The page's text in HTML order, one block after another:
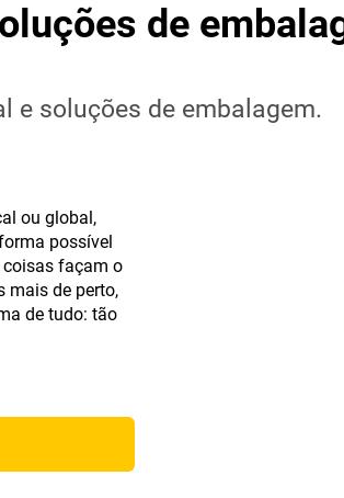
de
e soluções de embalagem.
ou global,
possível
coisas façam o
mais de perto,
de tudo: tão